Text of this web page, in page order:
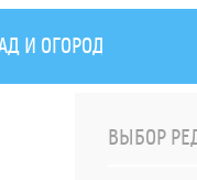
И ОГОРОД
ВЫБОР